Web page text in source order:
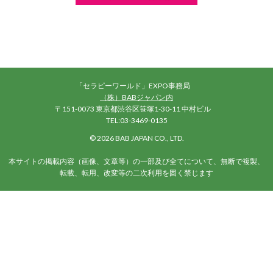
「セラピーワールド」EXPO事務局
（株）BABジャパン内
〒151-0073 東京都渋谷区笹塚1-30-11 中村ビル
TEL:03-3469-0135
©2026 BAB JAPAN CO., LTD.
本サイトの掲載内容（画像、文章等）の一部及び全てについて、無断で複製、
転載、転用、改変等の二次利用を固く禁じます